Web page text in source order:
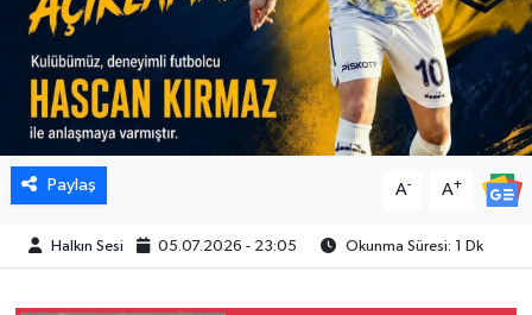
Paylaş A- A+
Halkın Sesi 05.07.2026 - 23:05 Okunma Süresi: 1 Dk